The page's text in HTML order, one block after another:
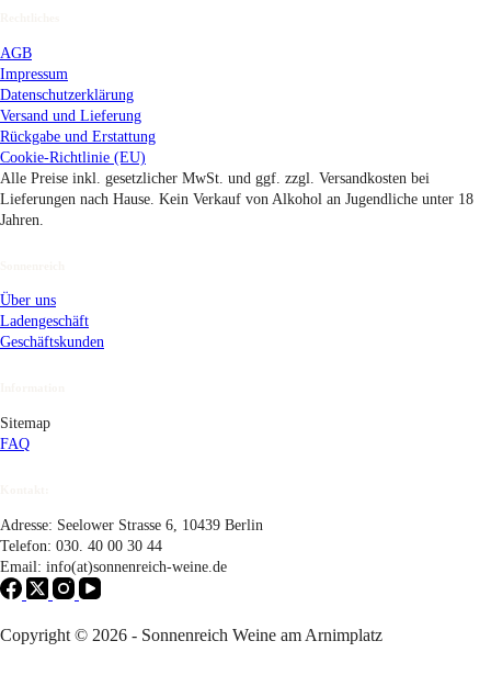
AGB
Impressum
Datenschutzerklärung
Versand und Lieferung
Rückgabe und Erstattung
Cookie-Richtlinie (EU)
Alle Preise inkl. gesetzlicher MwSt. und ggf. zzgl. Versandkosten bei
Lieferungen nach Hause. Kein Verkauf von Alkohol an Jugendliche unter 18
Jahren.
Über uns
Ladengeschäft
Geschäftskunden
Sitemap
FAQ
Adresse: Seelower Strasse 6, 10439 Berlin
Telefon: 030. 40 00 30 44
Email: info(at)sonnenreich-weine.de
Copyright © 2026 - Sonnenreich Weine am Arnimplatz